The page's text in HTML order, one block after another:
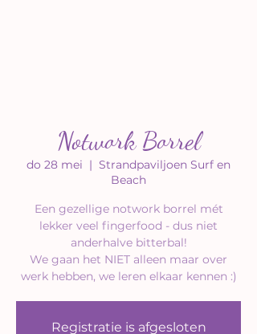
Notwork Borrel
do 28 mei
  |
Strandpaviljoen Surf en
Beach
Een gezellige notwork borrel mét
lekker veel fingerfood - dus niet
anderhalve bitterbal!
We gaan het NIET alleen maar over
Registratie is afgesloten